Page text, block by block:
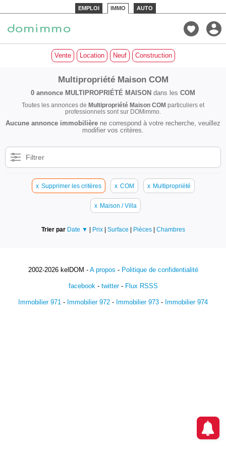
EMPLOI IMMO AUTO
Vente Location Neuf Construction
Multipropriété Maison COM
0 annonce MULTIPROPRIÉTÉ MAISON dans les COM
Toutes les annonces de Multipropriété Maison COM particuliers et
professionnels sont sur DOMimmo.
Aucune annonce immobilière ne correspond à votre recherche, veuillez
modifier vos critères.
Filtrer
x Supprimer les critères x COM x Multipropriété
x Maison / Villa
Trier par Date ▼ | Prix | Surface | Pièces | Chambres
2002-2026 kelDOM - A propos - Politique de confidentialité
facebook- twitter- Flux RSSS
Immobilier 971 - Immobilier 972 - Immobilier 973 - Immobilier 974